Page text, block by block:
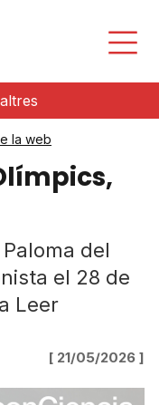
la web
del
el 28 de
Leer
[ 21/05/2026 ]